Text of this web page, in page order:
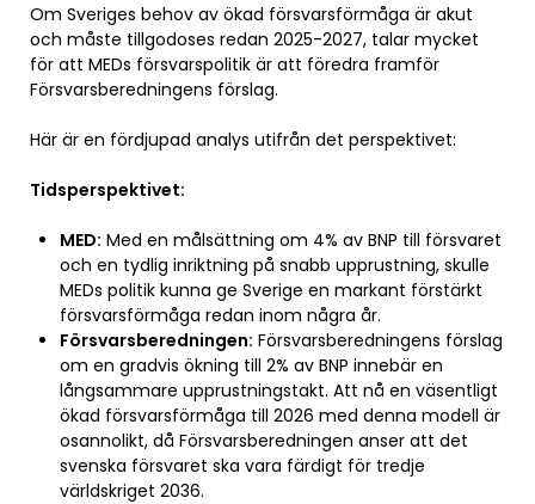
Om Sveriges behov av ökad försvarsförmåga är akut
och måste tillgodoses redan 2025-2027, talar mycket
för att MEDs försvarspolitik är att föredra framför
Försvarsberedningens förslag.
Här är en fördjupad analys utifrån det perspektivet:
Tidsperspektivet:
MED: Med en målsättning om 4% av BNP till försvaret
och en tydlig inriktning på snabb upprustning, skulle
MEDs politik kunna ge Sverige en markant förstärkt
försvarsförmåga redan inom några år.
Försvarsberedningen: Försvarsberedningens förslag
om en gradvis ökning till 2% av BNP innebär en
långsammare upprustningstakt. Att nå en väsentligt
ökad försvarsförmåga till 2026 med denna modell är
osannolikt, då Försvarsberedningen anser att det
svenska försvaret ska vara färdigt för tredje
världskriget 2036.